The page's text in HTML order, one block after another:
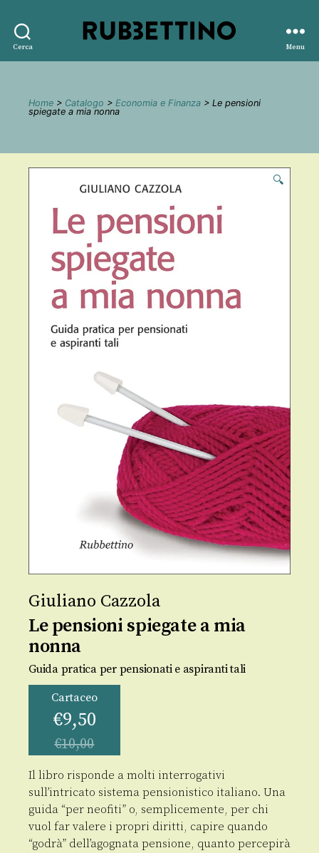
Cerca
editore
Menu
Home > Catalogo > Economia e Finanza > Le pensioni
spiegate a mia nonna
🔍
Giuliano Cazzola
Le pensioni spiegate a mia
nonna
Guida pratica per pensionati e aspiranti tali
Cartaceo
€9,50
€10,00
Il libro risponde a molti interrogativi
sull’intricato sistema pensionistico italiano. Una
guida “per neofiti” o, semplicemente, per chi
vuol far valere i propri diritti, capire quando
“godrà” dell’agognata pensione, quanto percepirà